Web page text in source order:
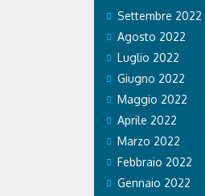
Settembre 2022
Agosto 2022
Luglio 2022
Giugno 2022
Maggio 2022
Aprile 2022
Marzo 2022
Febbraio 2022
Gennaio 2022